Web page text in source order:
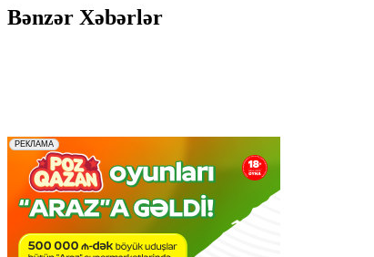
Bənzər Xəbərlər